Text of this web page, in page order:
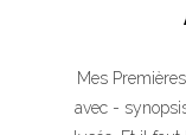
Mes
avec -